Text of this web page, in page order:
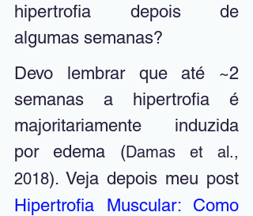
hipertrofia depois de
algumas semanas?
Devo lembrar que até ~2
semanas a hipertrofia é
majoritariamente induzida
por edema (Damas et al.,
2018). Veja depois meu post
Hipertrofia Muscular: Como